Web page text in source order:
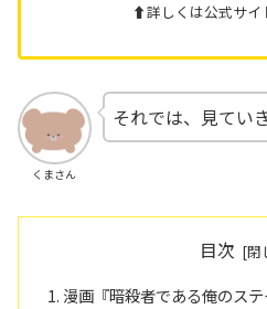
⬆詳しくは公式サイ
くまさん
それでは、見てい
目次
漫画『暗殺者である俺のス